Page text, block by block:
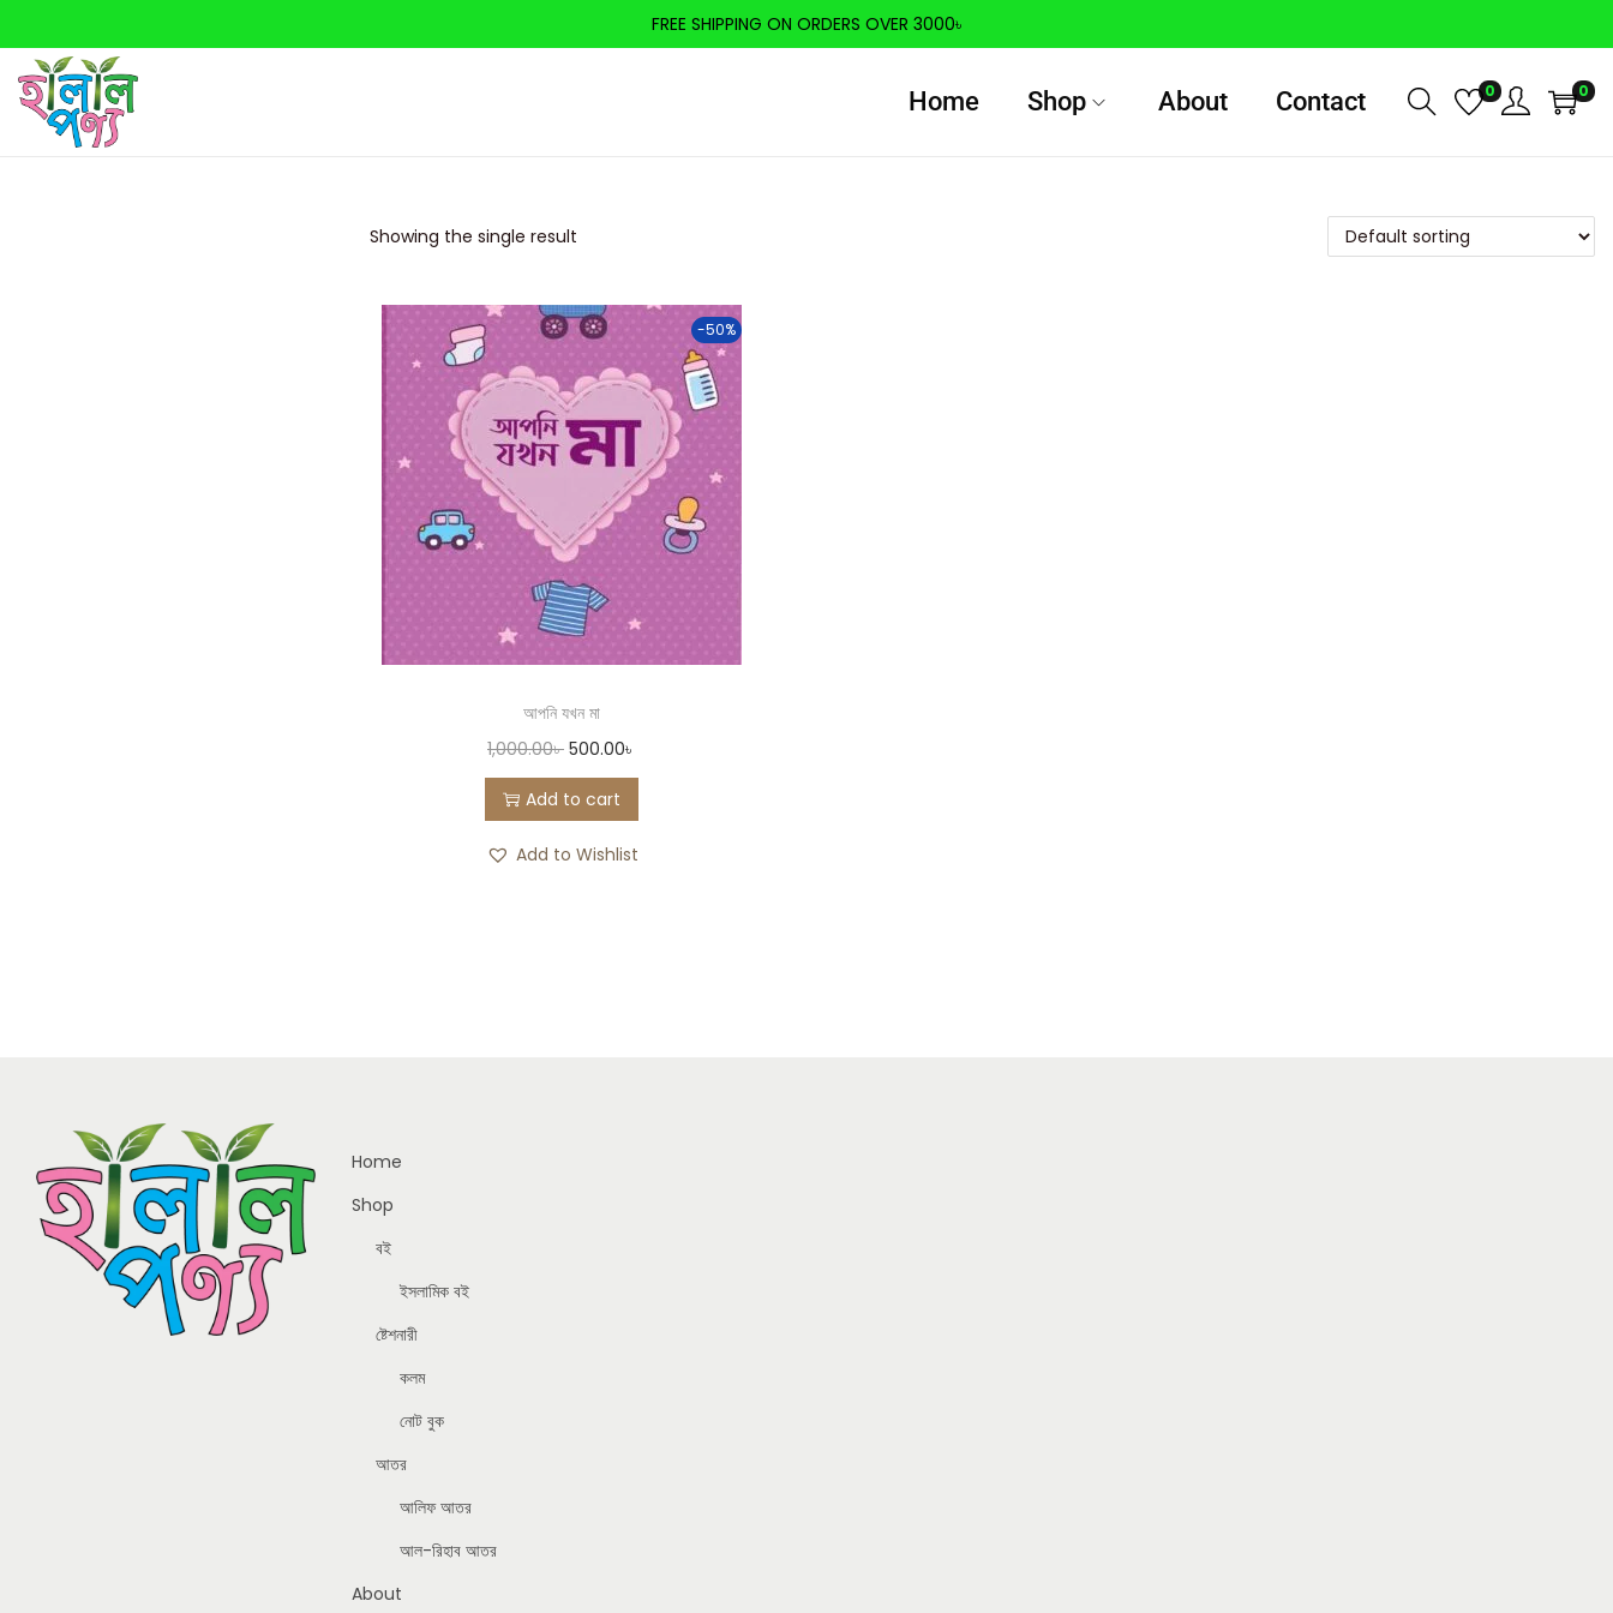
FREE SHIPPING ON ORDERS OVER 3000৳
Home Shop About Contact 0 0
Showing the single result
-50%
আপনি যখন মা
1,000.00৳ 500.00৳
Add to cart
Add to Wishlist
Home
Shop
বই
ইসলামিক বই
ষ্টেশনারী
কলম
নোট বুক
আতর
আলিফ আতর
আল-রিহাব আতর
About